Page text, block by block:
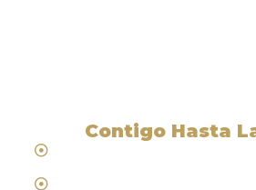
Contigo Hasta